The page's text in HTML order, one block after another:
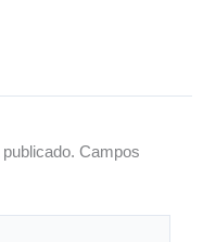
Campos